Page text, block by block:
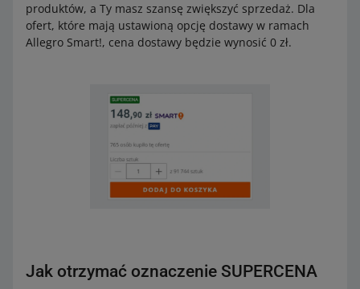
produktów, a Ty masz szansę zwiększyć sprzedaż. Dla
ofert, które mają ustawioną opcję dostawy w ramach
Allegro Smart!, cena dostawy będzie wynosić 0 zł.
Jak otrzymać oznaczenie SUPERCENA